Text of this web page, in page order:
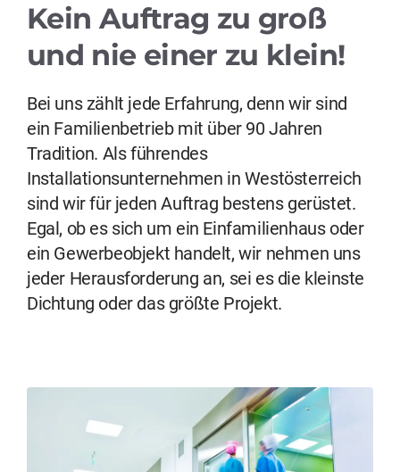
Kein Auftrag zu groß
und nie einer zu klein!
Bei uns zählt jede Erfahrung, denn wir sind
ein Familienbetrieb mit über 90 Jahren
Tradition. Als führendes
Installationsunternehmen in Westösterreich
sind wir für jeden Auftrag bestens gerüstet.
Egal, ob es sich um ein Einfamilienhaus oder
ein Gewerbeobjekt handelt, wir nehmen uns
jeder Herausforderung an, sei es die kleinste
Dichtung oder das größte Projekt.